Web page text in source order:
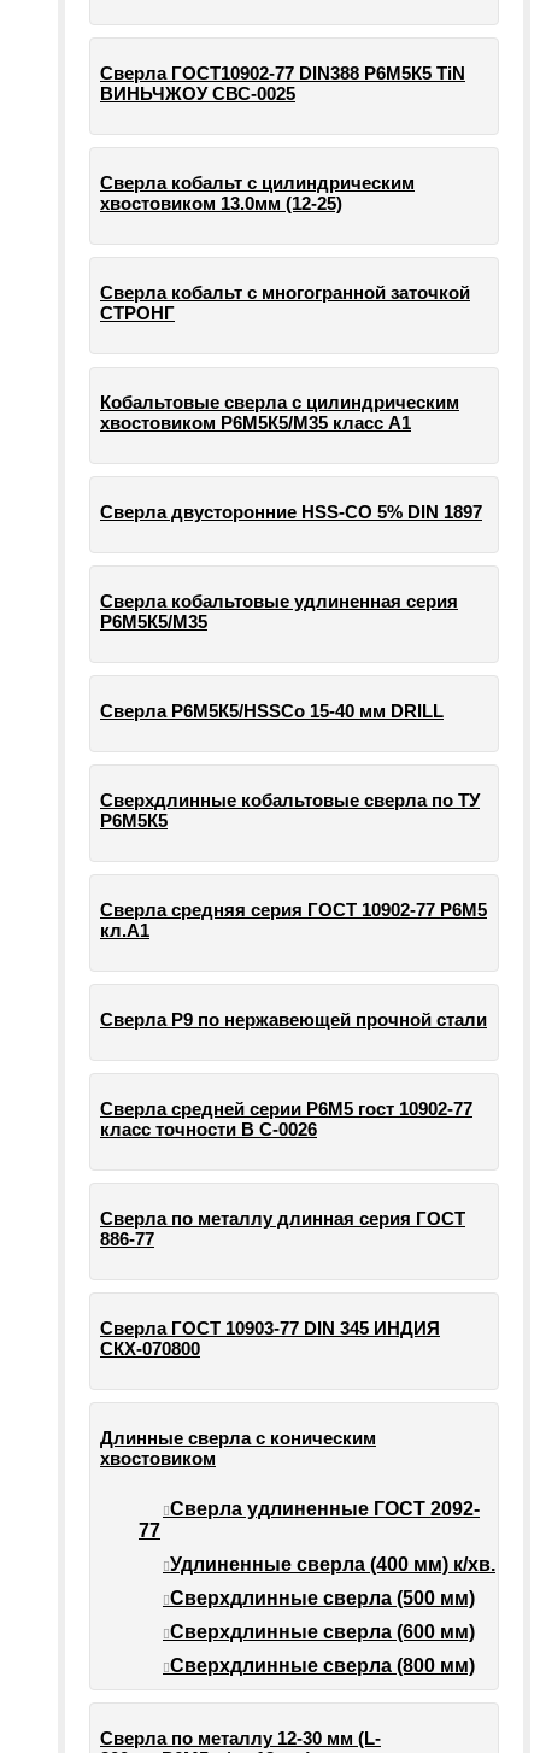
Сверла ГОСТ10902-77 DIN388 Р6М5К5 TiN
ВИНЬЧЖОУ СВС-0025
Сверла кобальт с цилиндрическим
хвостовиком 13.0мм (12-25)
Сверла кобальт с многогранной заточкой
СТРОНГ
Кобальтовые сверла с цилиндрическим
хвостовиком Р6М5К5/М35 класс А1
Сверла двусторонние HSS-CO 5% DIN 1897
Сверла кобальтовые удлиненная серия
Р6М5К5/М35
Сверла Р6М5К5/HSSCo 15-40 мм DRILL
Сверхдлинные кобальтовые сверла по ТУ
Р6М5К5
Сверла средняя серия ГОСТ 10902-77 Р6М5
кл.А1
Сверла Р9 по нержавеющей прочной стали
Сверла средней серии Р6М5 гост 10902-77
класс точности В С-0026
Сверла по металлу длинная серия ГОСТ
886-77
Сверла ГОСТ 10903-77 DIN 345 ИНДИЯ
СКХ-070800
Длинные сверла с коническим
хвостовиком
Сверла удлиненные ГОСТ 2092-
77
Удлиненные сверла (400 мм) к/хв.
Сверхдлинные сверла (500 мм)
Сверхдлинные сверла (600 мм)
Сверхдлинные сверла (800 мм)
Сверла по металлу 12-30 мм (L-